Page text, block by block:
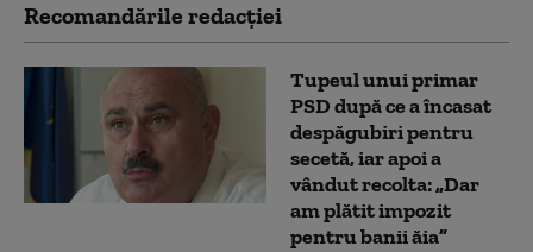
Recomandările redacţiei
Tupeul unui primar
PSD după ce a încasat
despăgubiri pentru
secetă, iar apoi a
vândut recolta: „Dar
am plătit impozit
pentru banii ăia”